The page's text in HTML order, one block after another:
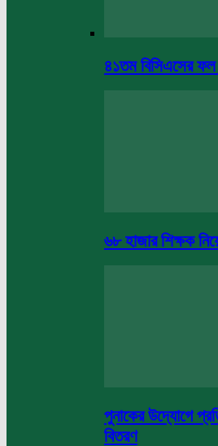
৪১তম বিসিএসের
৬৮ হাজার শিক্ষক
পুনাকের উদ্যোগে
বিতরণ